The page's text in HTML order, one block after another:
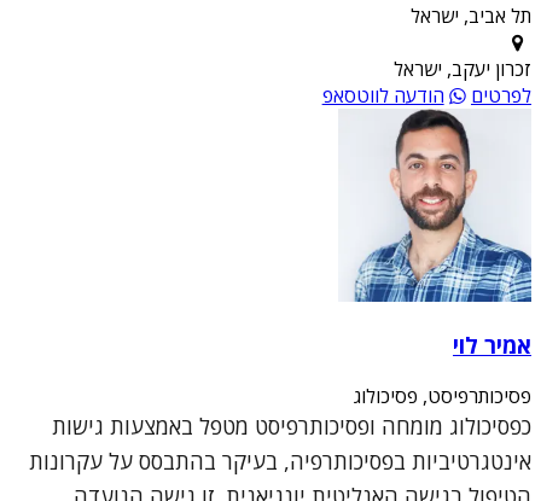
תל אביב, ישראל
זכרון יעקב, ישראל
לפרטים
הודעה לווטסאפ
אמיר לוי
פסיכותרפיסט, פסיכולוג
כפסיכולוג מומחה ופסיכותרפיסט מטפל באמצעות גישות
אינטגרטיביות בפסיכותרפיה, בעיקר בהתבסס על עקרונות